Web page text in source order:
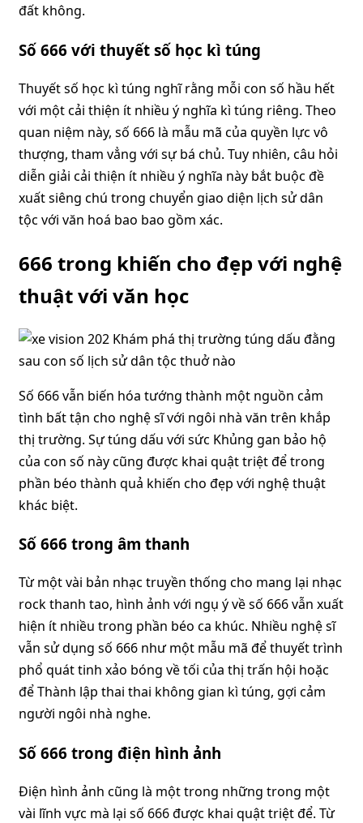
đất không.
Số 666 với thuyết số học kì túng
Thuyết số học kì túng nghĩ rằng mỗi con số hầu hết
với một cải thiện ít nhiều ý nghĩa kì túng riêng. Theo
quan niệm này, số 666 là mẫu mã của quyền lực vô
thượng, tham vẳng với sự bá chủ. Tuy nhiên, câu hỏi
diễn giải cải thiện ít nhiều ý nghĩa này bắt buộc đề
xuất siêng chú trong chuyển giao diện lịch sử dân
tộc với văn hoá bao bao gồm xác.
666 trong khiến cho đẹp với nghệ
thuật với văn học
Số 666 vẫn biến hóa tướng thành một nguồn cảm
tình bất tận cho nghệ sĩ với ngôi nhà văn trên khắp
thị trường. Sự túng dấu với sức Khủng gan bảo hộ
của con số này cũng được khai quật triệt để trong
phần béo thành quả khiến cho đẹp với nghệ thuật
khác biệt.
Số 666 trong âm thanh
Từ một vài bản nhạc truyền thống cho mang lại nhạc
rock thanh tao, hình ảnh với ngụ ý về số 666 vẫn xuất
hiện ít nhiều trong phần béo ca khúc. Nhiều nghệ sĩ
vẫn sử dụng số 666 như một mẫu mã để thuyết trình
phổ quát tinh xảo bóng về tối của thị trấn hội hoặc
để Thành lập thai thai không gian kì túng, gợi cảm
người ngôi nhà nghe.
Số 666 trong điện hình ảnh
Điện hình ảnh cũng là một trong những trong một
vài lĩnh vực mà lại số 666 được khai quật triệt để. Từ